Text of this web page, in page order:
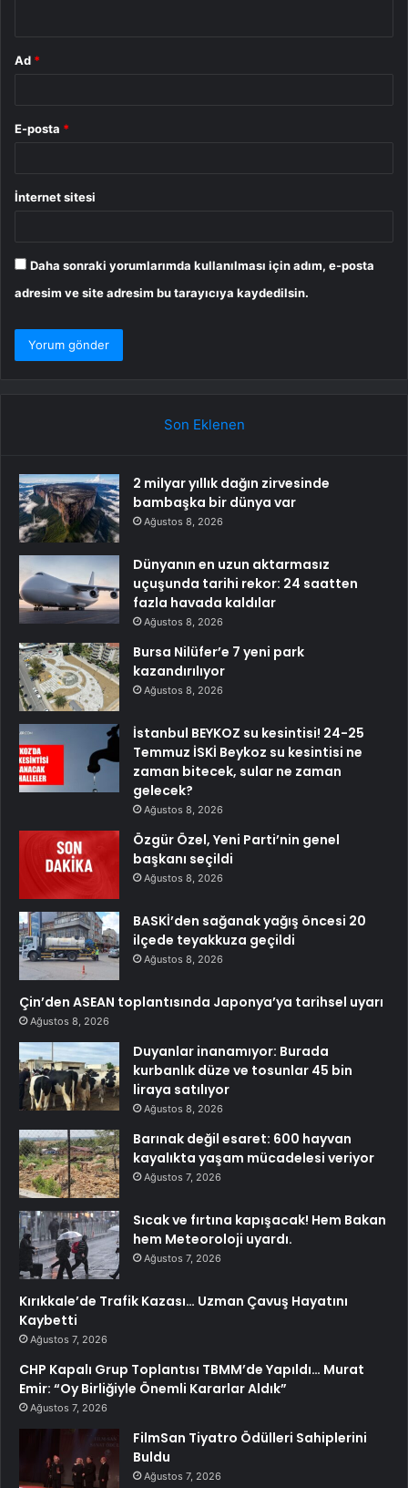
Ad *
E-posta *
İnternet sitesi
Daha sonraki yorumlarımda kullanılması için adım, e-posta
adresim ve site adresim bu tarayıcıya kaydedilsin.
Son Eklenen
2 milyar yıllık dağın zirvesinde
bambaşka bir dünya var
Ağustos 8, 2026
Dünyanın en uzun aktarmasız
uçuşunda tarihi rekor: 24 saatten
fazla havada kaldılar
Ağustos 8, 2026
Bursa Nilüfer’e 7 yeni park
kazandırılıyor
Ağustos 8, 2026
İstanbul BEYKOZ su kesintisi! 24-25
Temmuz İSKİ Beykoz su kesintisi ne
zaman bitecek, sular ne zaman
gelecek?
Ağustos 8, 2026
Özgür Özel, Yeni Parti’nin genel
başkanı seçildi
Ağustos 8, 2026
BASKİ’den sağanak yağış öncesi 20
ilçede teyakkuza geçildi
Ağustos 8, 2026
Çin’den ASEAN toplantısında Japonya’ya tarihsel uyarı
Ağustos 8, 2026
Duyanlar inanamıyor: Burada
kurbanlık düze ve tosunlar 45 bin
liraya satılıyor
Ağustos 8, 2026
Barınak değil esaret: 600 hayvan
kayalıkta yaşam mücadelesi veriyor
Ağustos 7, 2026
Sıcak ve fırtına kapışacak! Hem Bakan
hem Meteoroloji uyardı.
Ağustos 7, 2026
Kırıkkale’de Trafik Kazası… Uzman Çavuş Hayatını
Kaybetti
Ağustos 7, 2026
CHP Kapalı Grup Toplantısı TBMM’de Yapıldı… Murat
Emir: “Oy Birliğiyle Önemli Kararlar Aldık”
Ağustos 7, 2026
FilmSan Tiyatro Ödülleri Sahiplerini
Buldu
Ağustos 7, 2026